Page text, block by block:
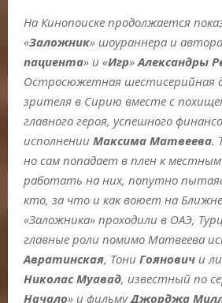
Ю
На Кинопоиске продолжается
«Заложник» шоураннера и
пациента» и «Игр» Александры
Остросюжетная шестисерийная
зрителя в Сирию вместе с
главного героя, успешного
исполнении Максима Матвеева.
но сам попадает в плен к
работать на них, попутно
кто, за что и как воюет на
«Заложника» проходили в ОАЭ,
главные роли помимо Матвеева
Авратинская, Тони Гоянович и
Николас Муавад, известный по
Начало» и фильмуДжорджа